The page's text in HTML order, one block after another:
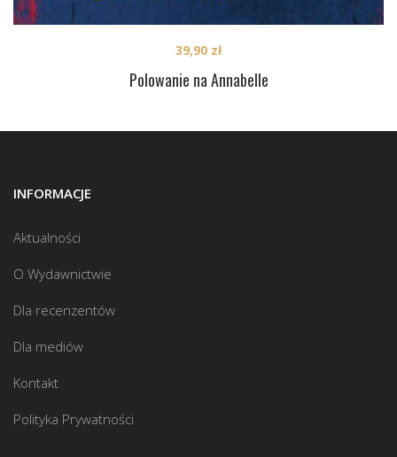
Polowanie na Annabelle
39,90 zł
INFORMACJE
Aktualności
O Wydawnictwie
Dla recenzentów
Dla mediów
Kontakt
Polityka Prywatności